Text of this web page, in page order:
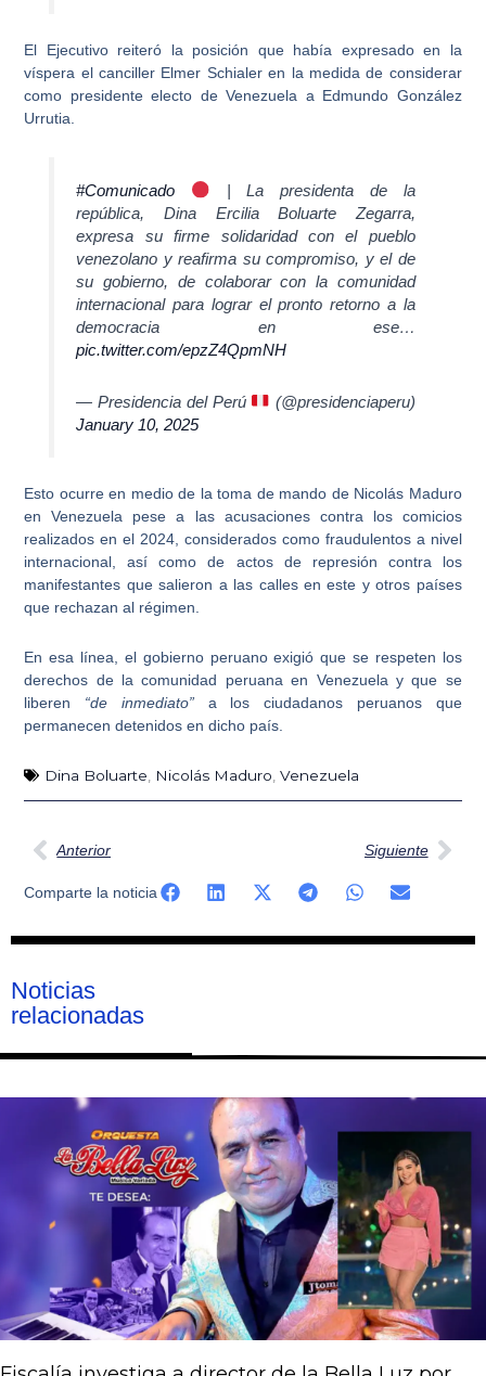
El Ejecutivo reiteró la posición que había expresado en la
víspera el canciller Elmer Schialer en la medida de considerar
como presidente electo de Venezuela a Edmundo González
Urrutia.
#Comunicado
| La presidenta de la
república, Dina Ercilia Boluarte Zegarra,
expresa su firme solidaridad con el pueblo
venezolano y reafirma su compromiso, y el de
su gobierno, de colaborar con la comunidad
internacional para lograr el pronto retorno a la
democracia en ese…
pic.twitter.com/epzZ4QpmNH
— Presidencia del Perú
(@presidenciaperu)
January 10, 2025
Esto ocurre en medio de latoma de mando de Nicolás Maduro
en Venezuela pese a las acusaciones contra los comicios
realizados en el 2024, considerados como fraudulentos a nivel
internacional, así como de actos de represión contra los
manifestantes que salieron a las calles en este y otros países
que rechazan al régimen.
En esa línea, el gobierno peruano exigió que se respeten los
derechos de la comunidad peruana en Venezuela y que se
liberen “de inmediato”a los ciudadanos peruanos que
permanecen detenidos en dicho país.
Dina Boluarte Nicolás Maduro ,Venezuela
Ant
Anterior Siguiente
Comparte la noticia
Noticias
relacionadas
PáginaPágina
Página
Página
Página